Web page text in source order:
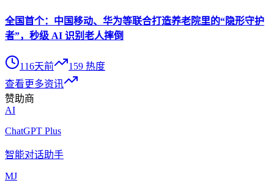
全国首个：中国移动、华为等联合打造养老院里的“隐形守护
者”，秒级 AI 识别老人摔倒
116天前 159 热度
查看更多资讯
赞助商
AI
ChatGPT Plus
智能对话助手
MJ